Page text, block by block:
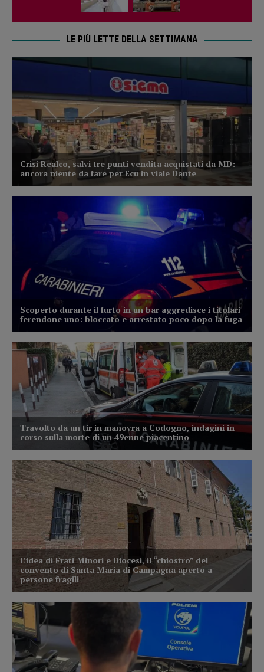
LE PIÙ LETTE DELLA SETTIMANA